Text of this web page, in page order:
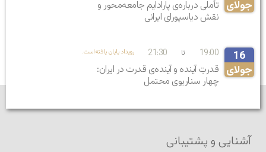
جولای تأملی درباره‌ی پارادایم جامعه‌محور و
نقش دیاسپورای ایرانی
16
جولای
19:00 تا 21:30 .رویداد پایان یافته‌است
قدرتِ آینده و آینده‌ی قدرت در ایران:
چهار سناریوی محتمل
آشنایی و پشتیبانی